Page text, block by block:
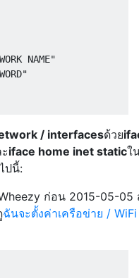
NAME"
/ interfacesด้วย
iface home inet staticใ
ปนี้:
ก่อน 2015-05-05
ฉันจะตั้งค่าเครือข่าย /